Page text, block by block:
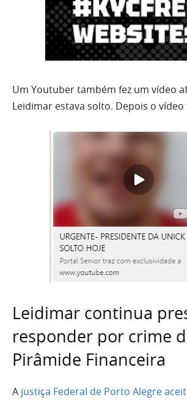
Um Youtuber também fez um vídeo
Leidimar estava solto. Depois o
Leidimar continua
responder por crime
Pirâmide Financeira
A justiça Federal de Porto Alegre